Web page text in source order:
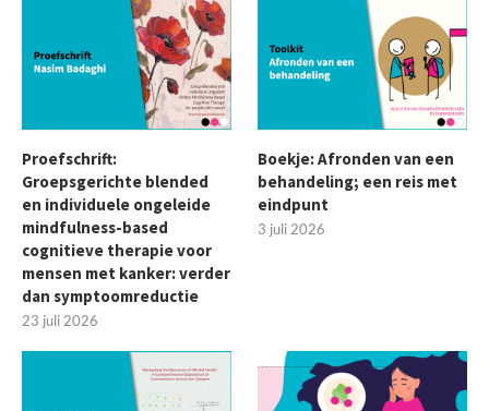
Proefschrift:
Groepsgerichte blended
en individuele ongeleide
mindfulness-based
cognitieve therapie voor
mensen met kanker: verder
dan symptoomreductie
23 juli 2026
Boekje: Afronden van een
behandeling; een reis met
eindpunt
3 juli 2026